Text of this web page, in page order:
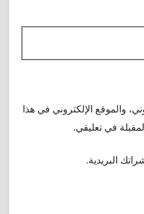
والموقع الإلكتروني في هذا
في تعليقي.
البريدية.